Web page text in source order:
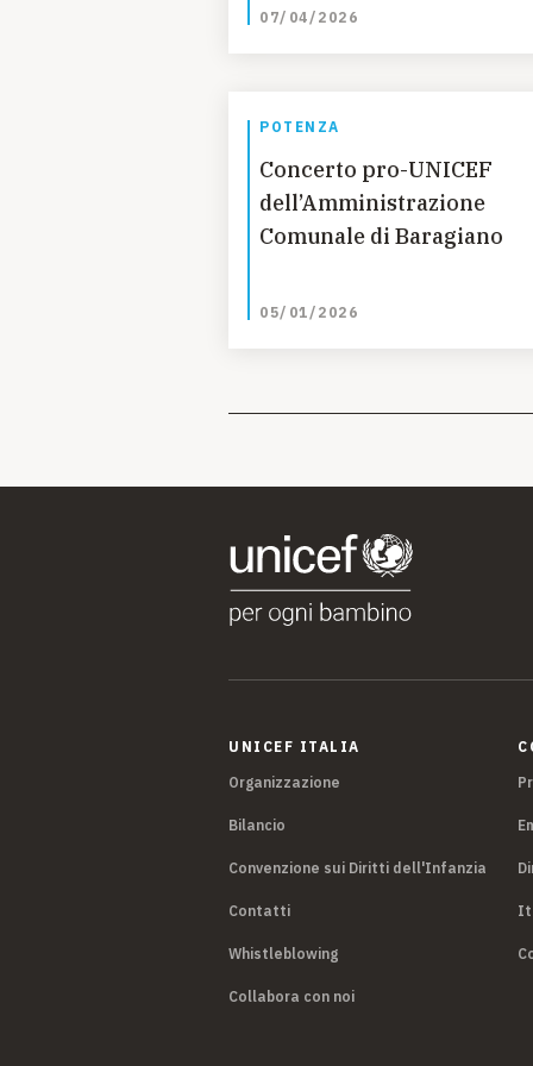
07/04/2026
POTENZA
Concerto pro-UNICEF
dell’Amministrazione
Comunale di Baragiano
05/01/2026
UNICEF ITALIA
Organizzazione
Bilancio
Convenzione sui Diritti dell'Infanzia
Contatti
Whistleblowing
Collabora con noi